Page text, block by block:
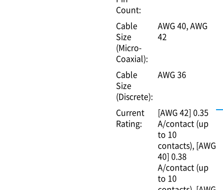
Count:
Cable
Size
(Micro-
Coaxial):
AWG 40 AWG
42
Cable
Size
(Discrete):
AWG 36
Current
Rating:
[AWG 42] 0.35
A/contact (up
to 10
contacts) [AWG
40] 0.38
A/contact (up
to 10